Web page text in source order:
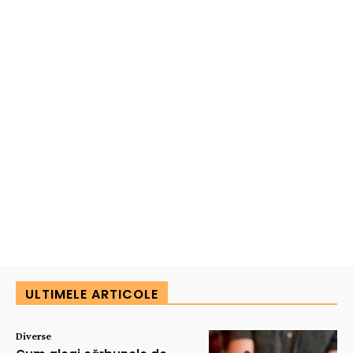
ULTIMELE ARTICOLE
Diverse